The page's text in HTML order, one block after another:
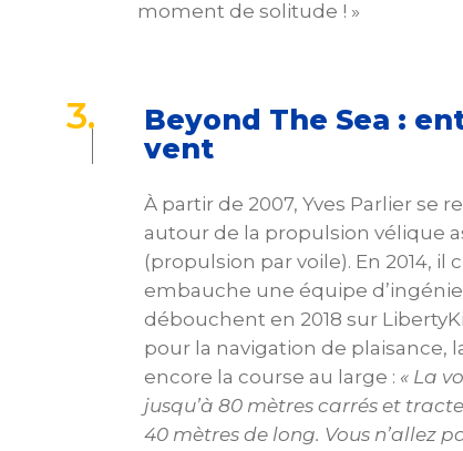
moment de solitude ! »
3.
Beyond The Sea :
vent
À partir de 2007, Yves Parlier se
autour de la propulsion vélique
(propulsion par voile). En 2014, il
embauche une équipe
débouchent en 2018 sur
pour la navigation de plaisance,
encore la course au large : « La
jusqu’à 80 mètres carrés et
40 mètres de long. Vous n’allez